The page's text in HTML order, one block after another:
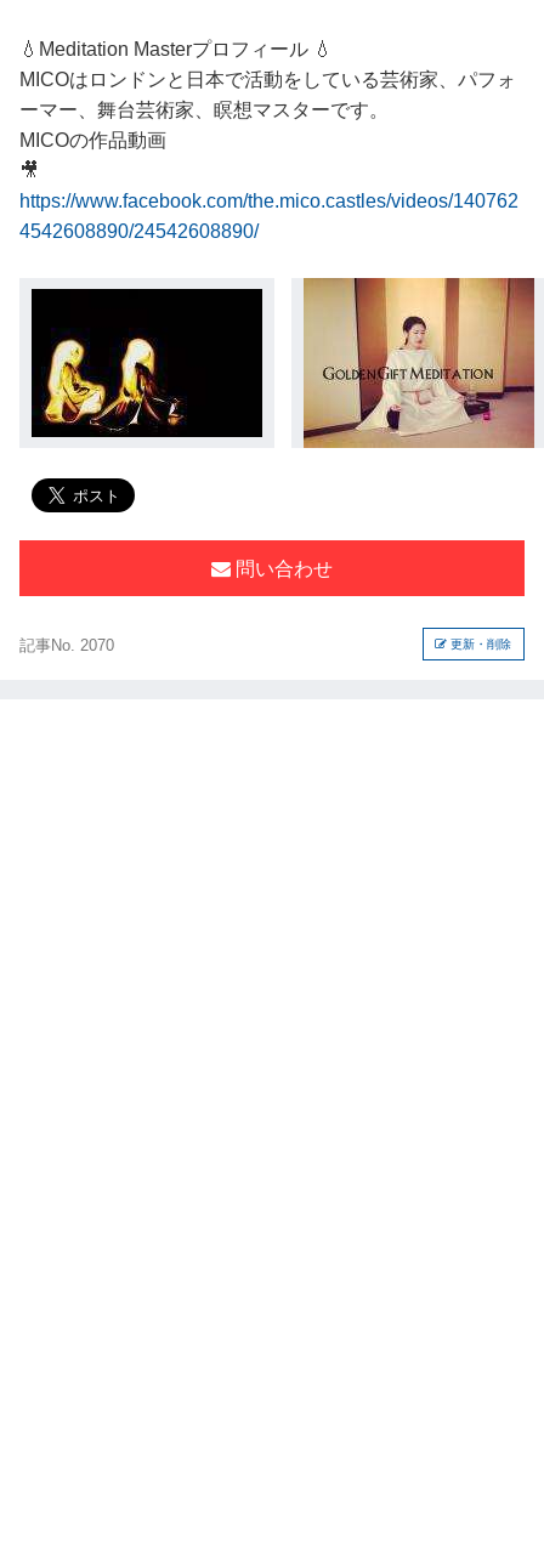
💧Meditation Masterプロフィール 💧
MICOはロンドンと日本で活動をしている芸術家、パフォ
ーマー、舞台芸術家、瞑想マスターです。
MICOの作品動画
🎥
https://www.facebook.com/the.mico.castles/videos/140762
4542608890/24542608890/
問い合わせ
記事No. 2070 更新・削除